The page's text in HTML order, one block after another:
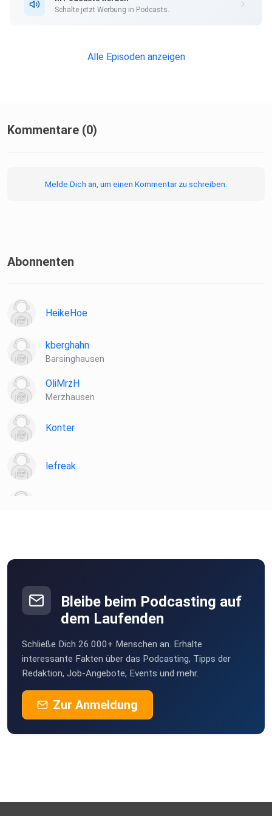
Schalte jetzt Werbung in Podcasts.
Alle Episoden anzeigen
Kommentare (0)
Melde Dich an, um einen Kommentar zu schreiben.
Abonnenten
HeikeHoe
kberghahn
Barsinghausen
OliMrzH
Merzhausen
Konter
lefreak
Mesner
Berlin
StefanieBG
Buddel003
Dortmund
MLindaK
Bleibe beim Podcasting auf
dem Laufenden
Schließe Dich 26.000+ Menschen an. Erhalte
interessante Fakten über das Podcasting, Tipps der
Redaktion, Job-Angebote, Events und mehr.
Zur Anmeldung